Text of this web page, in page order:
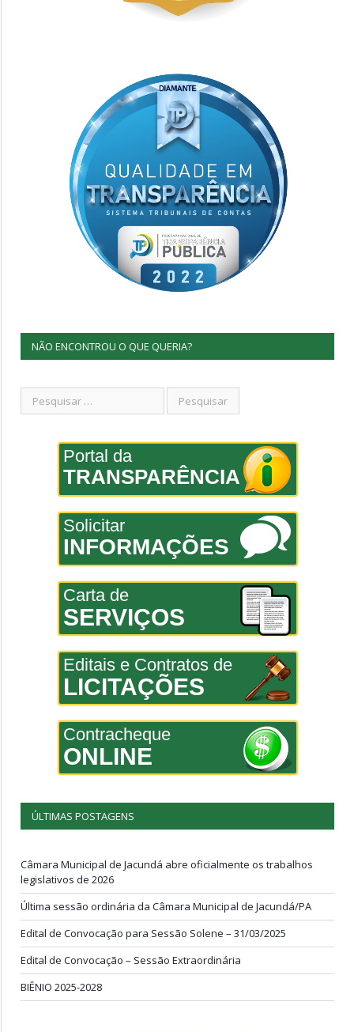
NÃO ENCONTROU O QUE QUERIA?
Portal da
TRANSPARÊNCIA
Solicitar
INFORMAÇÕES
Carta de
SERVIÇOS
Editais e Contratos de
LICITAÇÕES
Contracheque
ONLINE
ÚLTIMAS POSTAGENS
Câmara Municipal de Jacundá abre oficialmente os trabalhos
legislativos de 2026
Última sessão ordinária da Câmara Municipal de Jacundá/PA
Edital de Convocação para Sessão Solene – 31/03/2025
Edital de Convocação – Sessão Extraordinária
BIÊNIO 2025-2028